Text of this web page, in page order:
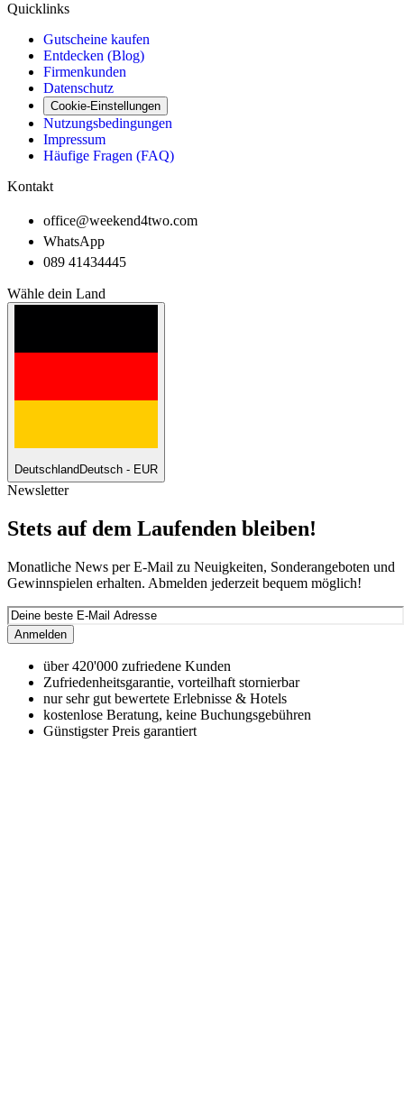
Quicklinks
Gutscheine kaufen
Entdecken (Blog)
Firmenkunden
Datenschutz
Cookie-Einstellungen
Nutzungsbedingungen
Impressum
Häufige Fragen (FAQ)
Kontakt
office@weekend4two.com
WhatsApp
089 41434445
Wähle dein Land
Deutschland Deutsch - EUR
Newsletter
Stets auf dem Laufenden bleiben!
Monatliche News per E-Mail zu Neuigkeiten, Sonderangeboten und
Gewinnspielen erhalten. Abmelden jederzeit bequem möglich!
Anmelden
über 420'000 zufriedene Kunden
Zufriedenheitsgarantie, vorteilhaft stornierbar
nur sehr gut bewertete Erlebnisse & Hotels
kostenlose Beratung, keine Buchungsgebühren
Günstigster Preis garantiert